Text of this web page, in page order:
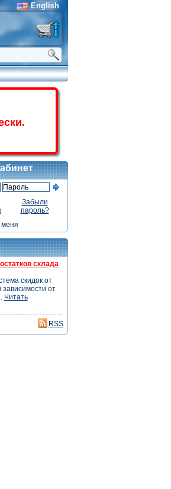
English
Забыли
пароль?
склада
скидок от
зависимости от
Читать
RSS